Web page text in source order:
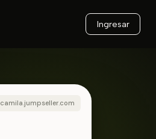
Ingresar
camila.jumpseller.com